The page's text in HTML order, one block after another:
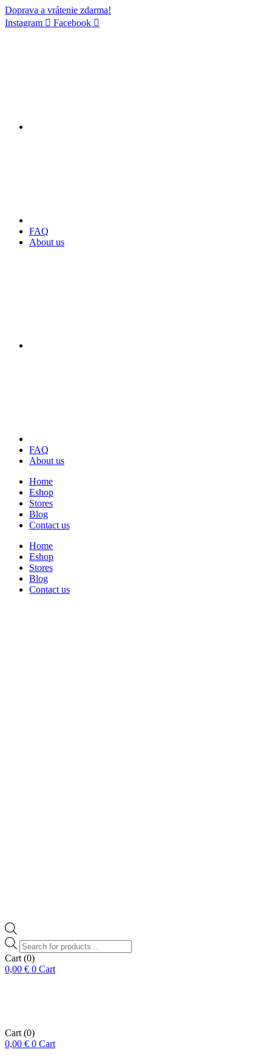
Doprava a vrátenie zdarma!
Instagram
Facebook
FAQ
About us
FAQ
About us
Home
Eshop
Stores
Blog
Contact us
Home
Eshop
Stores
Blog
Contact us
Products
search
Cart (0)
0,00 € 0 Cart
Cart (0)
0,00 € 0 Cart